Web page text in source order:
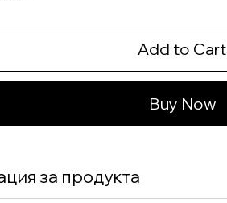
Add to Cart
Buy Now
за продукта